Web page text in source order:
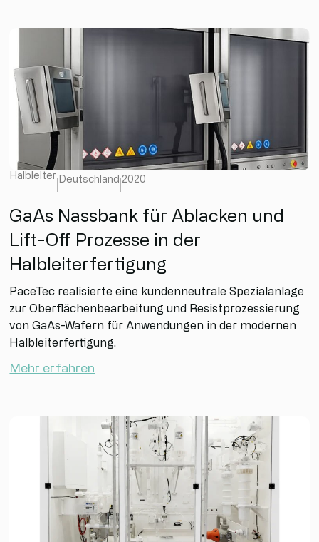
Halbleiter Deutschland 2020
GaAs Nassbank für Ablacken und
Lift-Off Prozesse in der
Halbleiterfertigung
PaceTec realisierte eine kundenneutrale Spezialanlage
zur Oberflächenbearbeitung und Resistprozessierung
von GaAs-Wafern für Anwendungen in der modernen
Halbleiterfertigung.
Mehr erfahren